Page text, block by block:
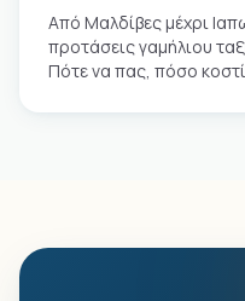
Από Μαλδίβες μέχρι
προτάσεις γαμήλιου
Πότε να πας, πόσο